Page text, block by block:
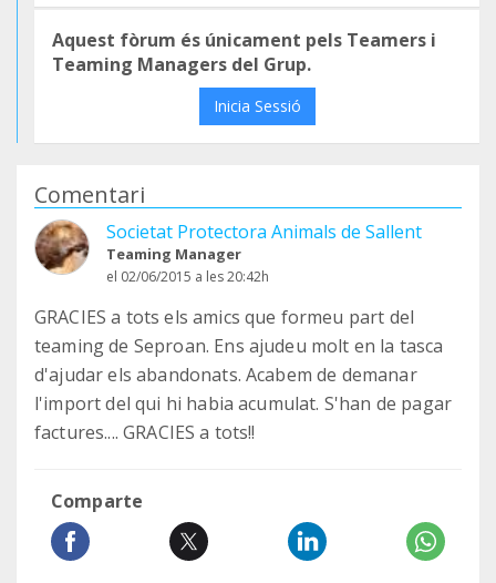
Aquest fòrum és únicament pels Teamers i
Teaming Managers del Grup.
Inicia Sessió
Comentari
Societat Protectora Animals de Sallent
Teaming Manager
el 02/06/2015 a les 20:42h
GRACIES a tots els amics que formeu part del
teaming de Seproan. Ens ajudeu molt en la tasca
d'ajudar els abandonats. Acabem de demanar
l'import del qui hi habia acumulat. S'han de pagar
factures.... GRACIES a tots!!
Comparte